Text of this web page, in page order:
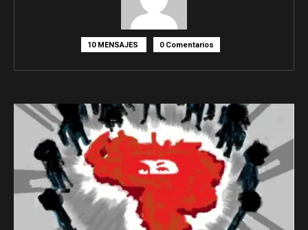
10 MENSAJES 0 Comentarios